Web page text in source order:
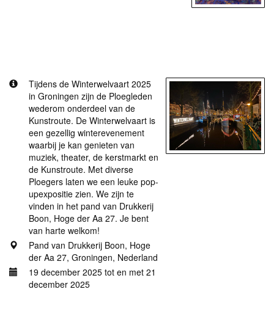
Tijdens de Winterwelvaart 2025
in Groningen zijn de Ploegleden
wederom onderdeel van de
Kunstroute. De Winterwelvaart is
een gezellig winterevenement
waarbij je kan genieten van
muziek, theater, de kerstmarkt en
de Kunstroute. Met diverse
Ploegers laten we een leuke pop-
upexpositie zien. We zijn te
vinden in het pand van Drukkerij
Boon, Hoge der Aa 27. Je bent
van harte welkom!
Pand van Drukkerij Boon, Hoge
der Aa 27, Groningen, Nederland
19 december 2025 tot en met 21
december 2025